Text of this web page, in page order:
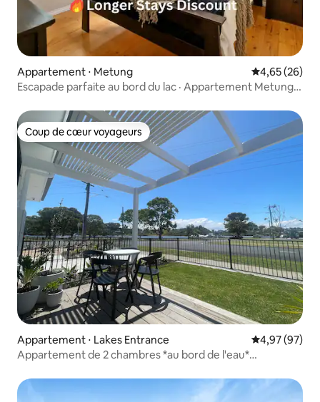
Appartement ⋅ Metung Évaluation
4,65 (26)
Escapade parfaite au bord du lac · Appartement Metung
Coup de cœur voyageurs
Coup de cœur voyageurs
Appartement ⋅ Lakes Entrance Évaluation
4,97 (97)
Appartement de 2 chambres *au bord de l'eau*